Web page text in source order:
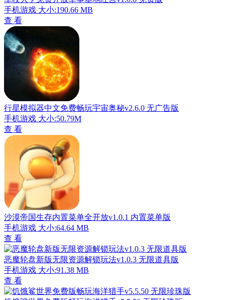
手机游戏 大小:190.66 MB
查 看
行星模拟器中文免费畅玩宇宙奥秘v2.6.0 无广告版
手机游戏 大小:50.79M
查 看
沙漠帝国生存内置菜单全开放v1.0.1 内置菜单版
手机游戏 大小:64.64 MB
查 看
恶魔轮盘新版无限资源解锁玩法v1.0.3 无限道具版
手机游戏 大小:91.38 MB
查 看